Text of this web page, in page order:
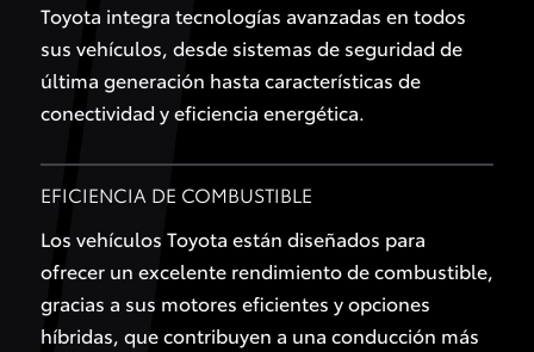
Toyota integra tecnologías avanzadas en todos
sus vehículos, desde sistemas de seguridad de
última generación hasta características de
conectividad y eficiencia energética.
EFICIENCIA DE COMBUSTIBLE
Los vehículos Toyota están diseñados para
ofrecer un excelente rendimiento de combustible,
gracias a sus motores eficientes y opciones
híbridas, que contribuyen a una conducción más